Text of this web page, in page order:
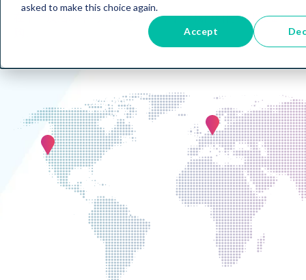
asked to make this choice again.
Accept
Buy
Logistics
Remarketing
Events
Browse all equipment
View All Exclusive
在下一次活动中与 Moov 联系，了解我们如何简化设备采